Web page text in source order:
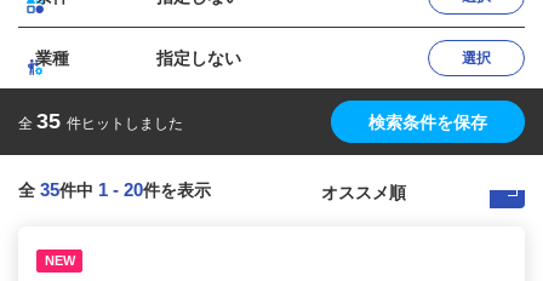
業種 指定しない 選択
全 35 件ヒットしました 検索条件を保存
全 35件中 1 - 20件を表示
NEW